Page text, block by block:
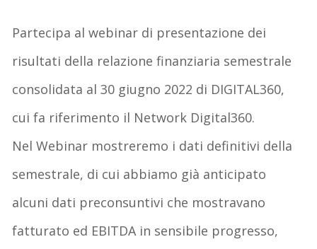
Partecipa al webinar di presentazione dei
risultati della relazione finanziaria semestrale
consolidata al 30 giugno 2022 di DIGITAL360,
cui fa riferimento il Network Digital360.
Nel Webinar mostreremo i dati definitivi della
semestrale, di cui abbiamo già anticipato
alcuni dati preconsuntivi che mostravano
fatturato ed EBITDA in sensibile progresso,